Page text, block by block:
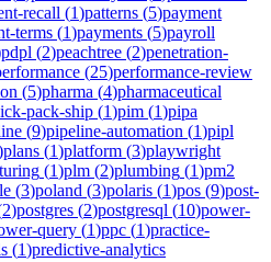
recall (1)patterns (5)payment
terms (1)payments (5)payroll
pdpl (2)peachtree (2)penetration-
(25)performance-review
(5)pharma (4)pharmaceutical
pack-ship (1)pim (1)pipa
(9)pipeline-automation (1)pipl
plans (1)platform (3)playwright
(1)plm (2)plumbing (1)pm2
(3)poland (3)polaris (1)pos (9)post-
2)postgres (2)postgresql (10)power-
query (1)ppc (1)practice-
(1)predictive-analytics